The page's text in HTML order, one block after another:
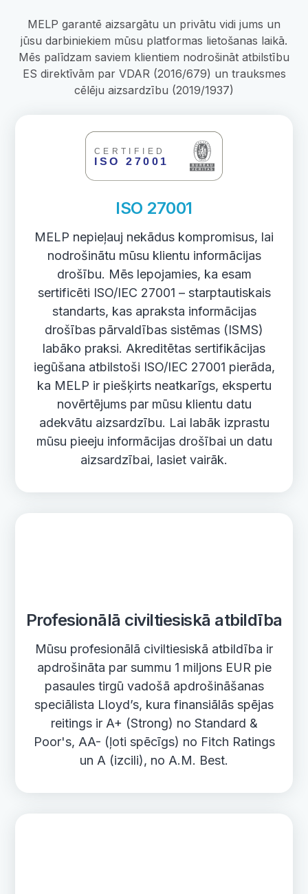
MELP garantē aizsargātu un privātu vidi jums un
jūsu darbiniekiem mūsu platformas lietošanas laikā.
Mēs palīdzam saviem klientiem nodrošināt atbilstību
ES direktīvām par VDAR (2016/679) un trauksmes
cēlēju aizsardzību (2019/1937)
ISO 27001
MELP nepieļauj nekādus kompromisus, lai
nodrošinātu mūsu klientu informācijas
drošību. Mēs lepojamies, ka esam
sertificēti ISO/IEC 27001 – starptautiskais
standarts, kas apraksta informācijas
drošības pārvaldības sistēmas (ISMS)
labāko praksi. Akreditētas sertifikācijas
iegūšana atbilstoši ISO/IEC 27001 pierāda,
ka MELP ir piešķirts neatkarīgs, ekspertu
novērtējums par mūsu klientu datu
adekvātu aizsardzību. Lai labāk izprastu
mūsu pieeju informācijas drošībai un datu
aizsardzībai, lasiet vairāk.
Profesionālā civiltiesiskā atbildība
Mūsu profesionālā civiltiesiskā atbildība ir
apdrošināta par summu 1 miljons EUR pie
pasaules tirgū vadošā apdrošināšanas
speciālista Lloyd’s, kura finansiālās spējas
reitings ir A+ (Strong) no Standard &
Poor's, AA- (ļoti spēcīgs) no Fitch Ratings
un A (izcili), no A.M. Best.